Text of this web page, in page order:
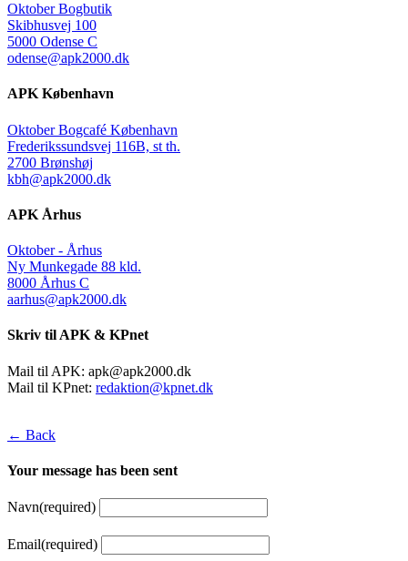
Oktober Bogbutik
Skibhusvej 100
5000 Odense C
odense@apk2000.dk
APK København
Oktober Bogcafé København
Frederikssundsvej 116B, st th.
2700 Brønshøj
kbh@apk2000.dk
APK Århus
Oktober - Århus
Ny Munkegade 88 kld.
8000 Århus C
aarhus@apk2000.dk
Skriv til APK & KPnet
Mail til APK: apk@apk2000.dk
Mail til KPnet: redaktion@kpnet.dk
← Back
Your message has been sent
Navn(required)
Email(required)